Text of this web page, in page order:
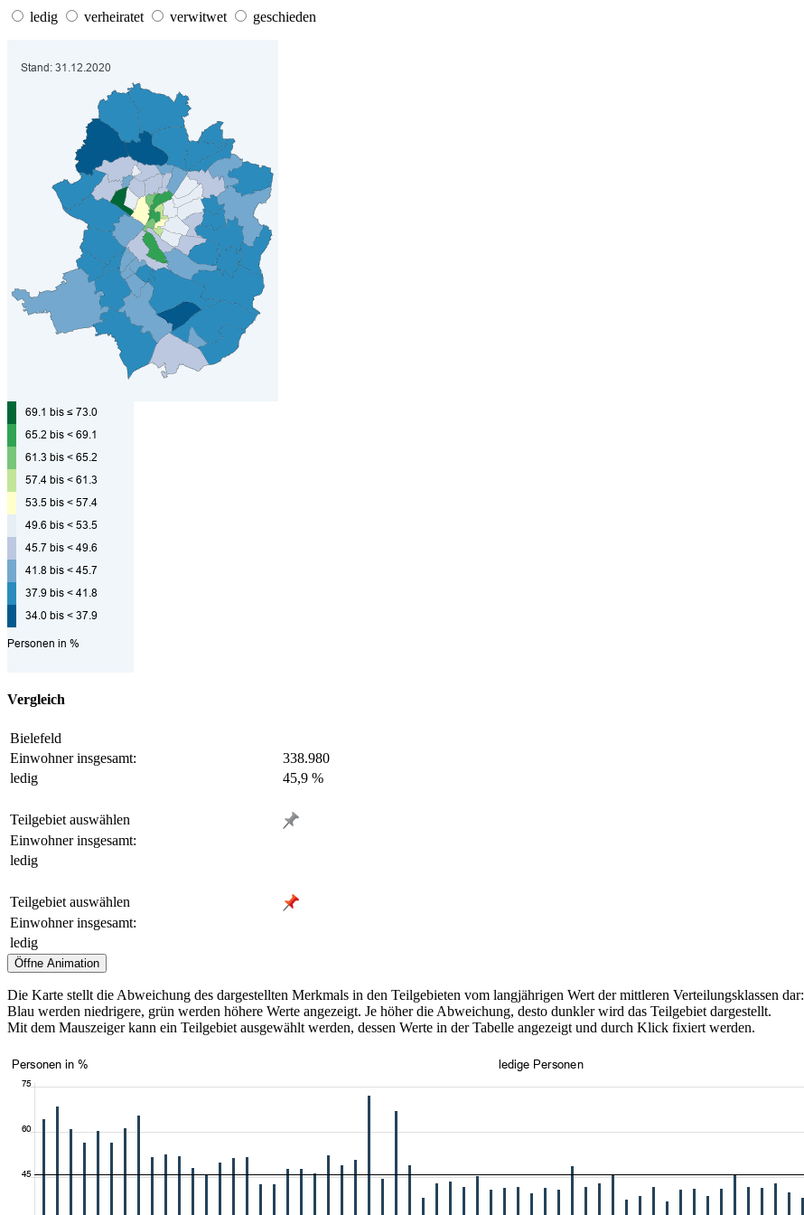
ledig verheiratet verwitwet geschieden
Vergleich
Bielefeld
Einwohner insgesamt:
338.980
ledig
45,9 %
Teilgebiet auswählen
Einwohner insgesamt:
ledig
Teilgebiet auswählen
Einwohner insgesamt:
ledig
Die Karte stellt die Abweichung des dargestellten Merkmals in den Teilgebieten vom langjährigen Wert der mittleren Verteilungsklassen dar:
Blau werden niedrigere, grün werden höhere Werte angezeigt. Je höher die Abweichung, desto dunkler wird das Teilgebiet dargestellt.
Mit dem Mauszeiger kann ein Teilgebiet ausgewählt werden, dessen Werte in der Tabelle angezeigt und durch Klick fixiert werden.